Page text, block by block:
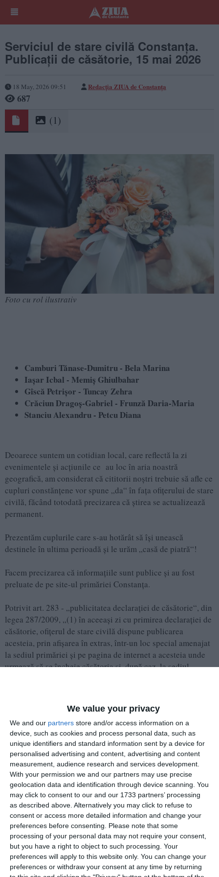
We value your privacy
We and our partners store and/or access information on a
device, such as cookies and process personal data, such as
unique identifiers and standard information sent by a device for
personalised advertising and content, advertising and content
measurement, audience research and services development.
With your permission we and our partners may use precise
geolocation data and identification through device scanning. You
may click to consent to our and our 1733 partners’ processing
as described above. Alternatively you may click to refuse to
consent or access more detailed information and change your
preferences before consenting.
Please note that some
processing of your personal data may not require your consent,
but you have a right to object to such processing. Your
preferences will apply to this website only. You can change your
preferences or withdraw your consent at any time by returning
Serviciul de stare civilă Constanţa.
Publicaţii de căsătorie, 15 mai 2026
18 May, 2026 09:51 Redacția ZIUA de Constanța
687
(1)
Foto cu rol ilustrativ
Camburi Tănase-Dumitru - Bela Marina
Iașar Icbal - Memiș Ghiulbahar
Gîscă Petrișor - Tuncay Zehra
Crăciun Dragoș-Gabriel - Frunză Daria-Maria
Stanciu Alexandru - Petcu Diana
Deoarece suntem un cotidian local, care reflectă la zi
evenimentele și acţiunile ce au loc în aria noastră
geografică, am considerat că cititorii noştri trebuie să afle ce
cupluri constănţene vor spune „da“ în faţa ofiţerului de stare
civilă, făcând totodată precizarea că ştirea se actualizează
permanent.
Prezentăm cuplurile care s-au hotărât să îşi unească
destinele în ultima perioadă şi le urăm „casă de piatră“!
Facem precizarea că informaţiile sunt publice şi au fost
preluate de pe site-ul primăriei Constanţa.
Potrivit art. 283 - „publicitatea declaraţiei de căsătorie“, din
legea 287/2009, „(1) în aceeaşi zi cu primirea declaraţiei de
căsătorie, ofiţerul de stare civilă dispune publicarea
acesteia, prin afişarea în extras, într-un loc special amenajat
la sediul primăriei şi pe pagina de internet a acesteia unde
urmează să se încheie căsătoria şi, după caz, la sediul
obligatoriu: data afişării, datele de stare civilă ale viitorilor
soţi şi, după caz, încuviinţarea părinţilor sau a tutorelui,
precum şi înştiinţarea că orice persoană poate face opoziţie
la căsătorie, în termen de 10 zile de la data afişării”.